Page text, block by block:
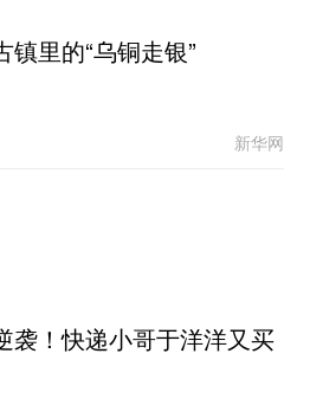
里的“乌铜走银”
新华网
袭！快递小哥于洋洋又买